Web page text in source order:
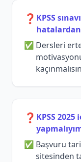
❓ KPSS
hatalardan
Dersleri
❓ KPSS
Başvuru
sitesinden